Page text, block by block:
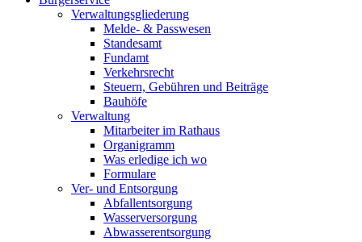
Verwaltungsgliederung
Melde- & Passwesen
Standesamt
Fundamt
Verkehrsrecht
Steuern, Gebühren und Beiträge
Bauhöfe
Verwaltung
Mitarbeiter im Rathaus
Organigramm
Was erledige ich wo
Formulare
Ver- und Entsorgung
Abfallentsorgung
Wasserversorgung
Abwasserentsorgung